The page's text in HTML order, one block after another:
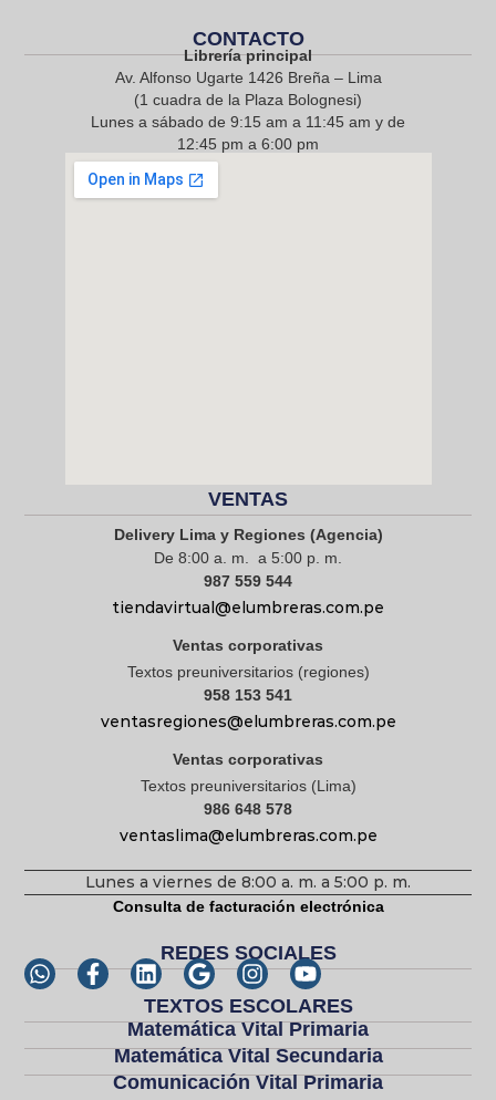
CONTACTO
Librería principal
Av. Alfonso Ugarte 1426 Breña – Lima
(1 cuadra de la Plaza Bolognesi)
Lunes a sábado de 9:15 am a 11:45 am y de
12:45 pm a 6:00 pm
968 217 912
VENTAS
Delivery Lima y Regiones (Agencia)
De 8:00 a. m. a 5:00 p. m.
987 559 544
tiendavirtual@elumbreras.com.pe
Ventas corporativas
Textos preuniversitarios (regiones)
958 153 541
ventasregiones@elumbreras.com.pe
Ventas corporativas
Textos preuniversitarios (Lima)
986 648 578
ventaslima@elumbreras.com.pe
Lunes a viernes de 8:00 a. m. a 5:00 p. m.
Consulta de facturación electrónica
REDES SOCIALES
TEXTOS ESCOLARES
Matemática Vital Primaria
Matemática Vital Secundaria
Comunicación Vital Primaria